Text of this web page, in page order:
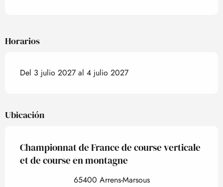
Horarios
Del 3 julio 2027 al 4 julio 2027
Ubicación
Championnat de France de course verticale
et de course en montagne
65400 Arrens-Marsous